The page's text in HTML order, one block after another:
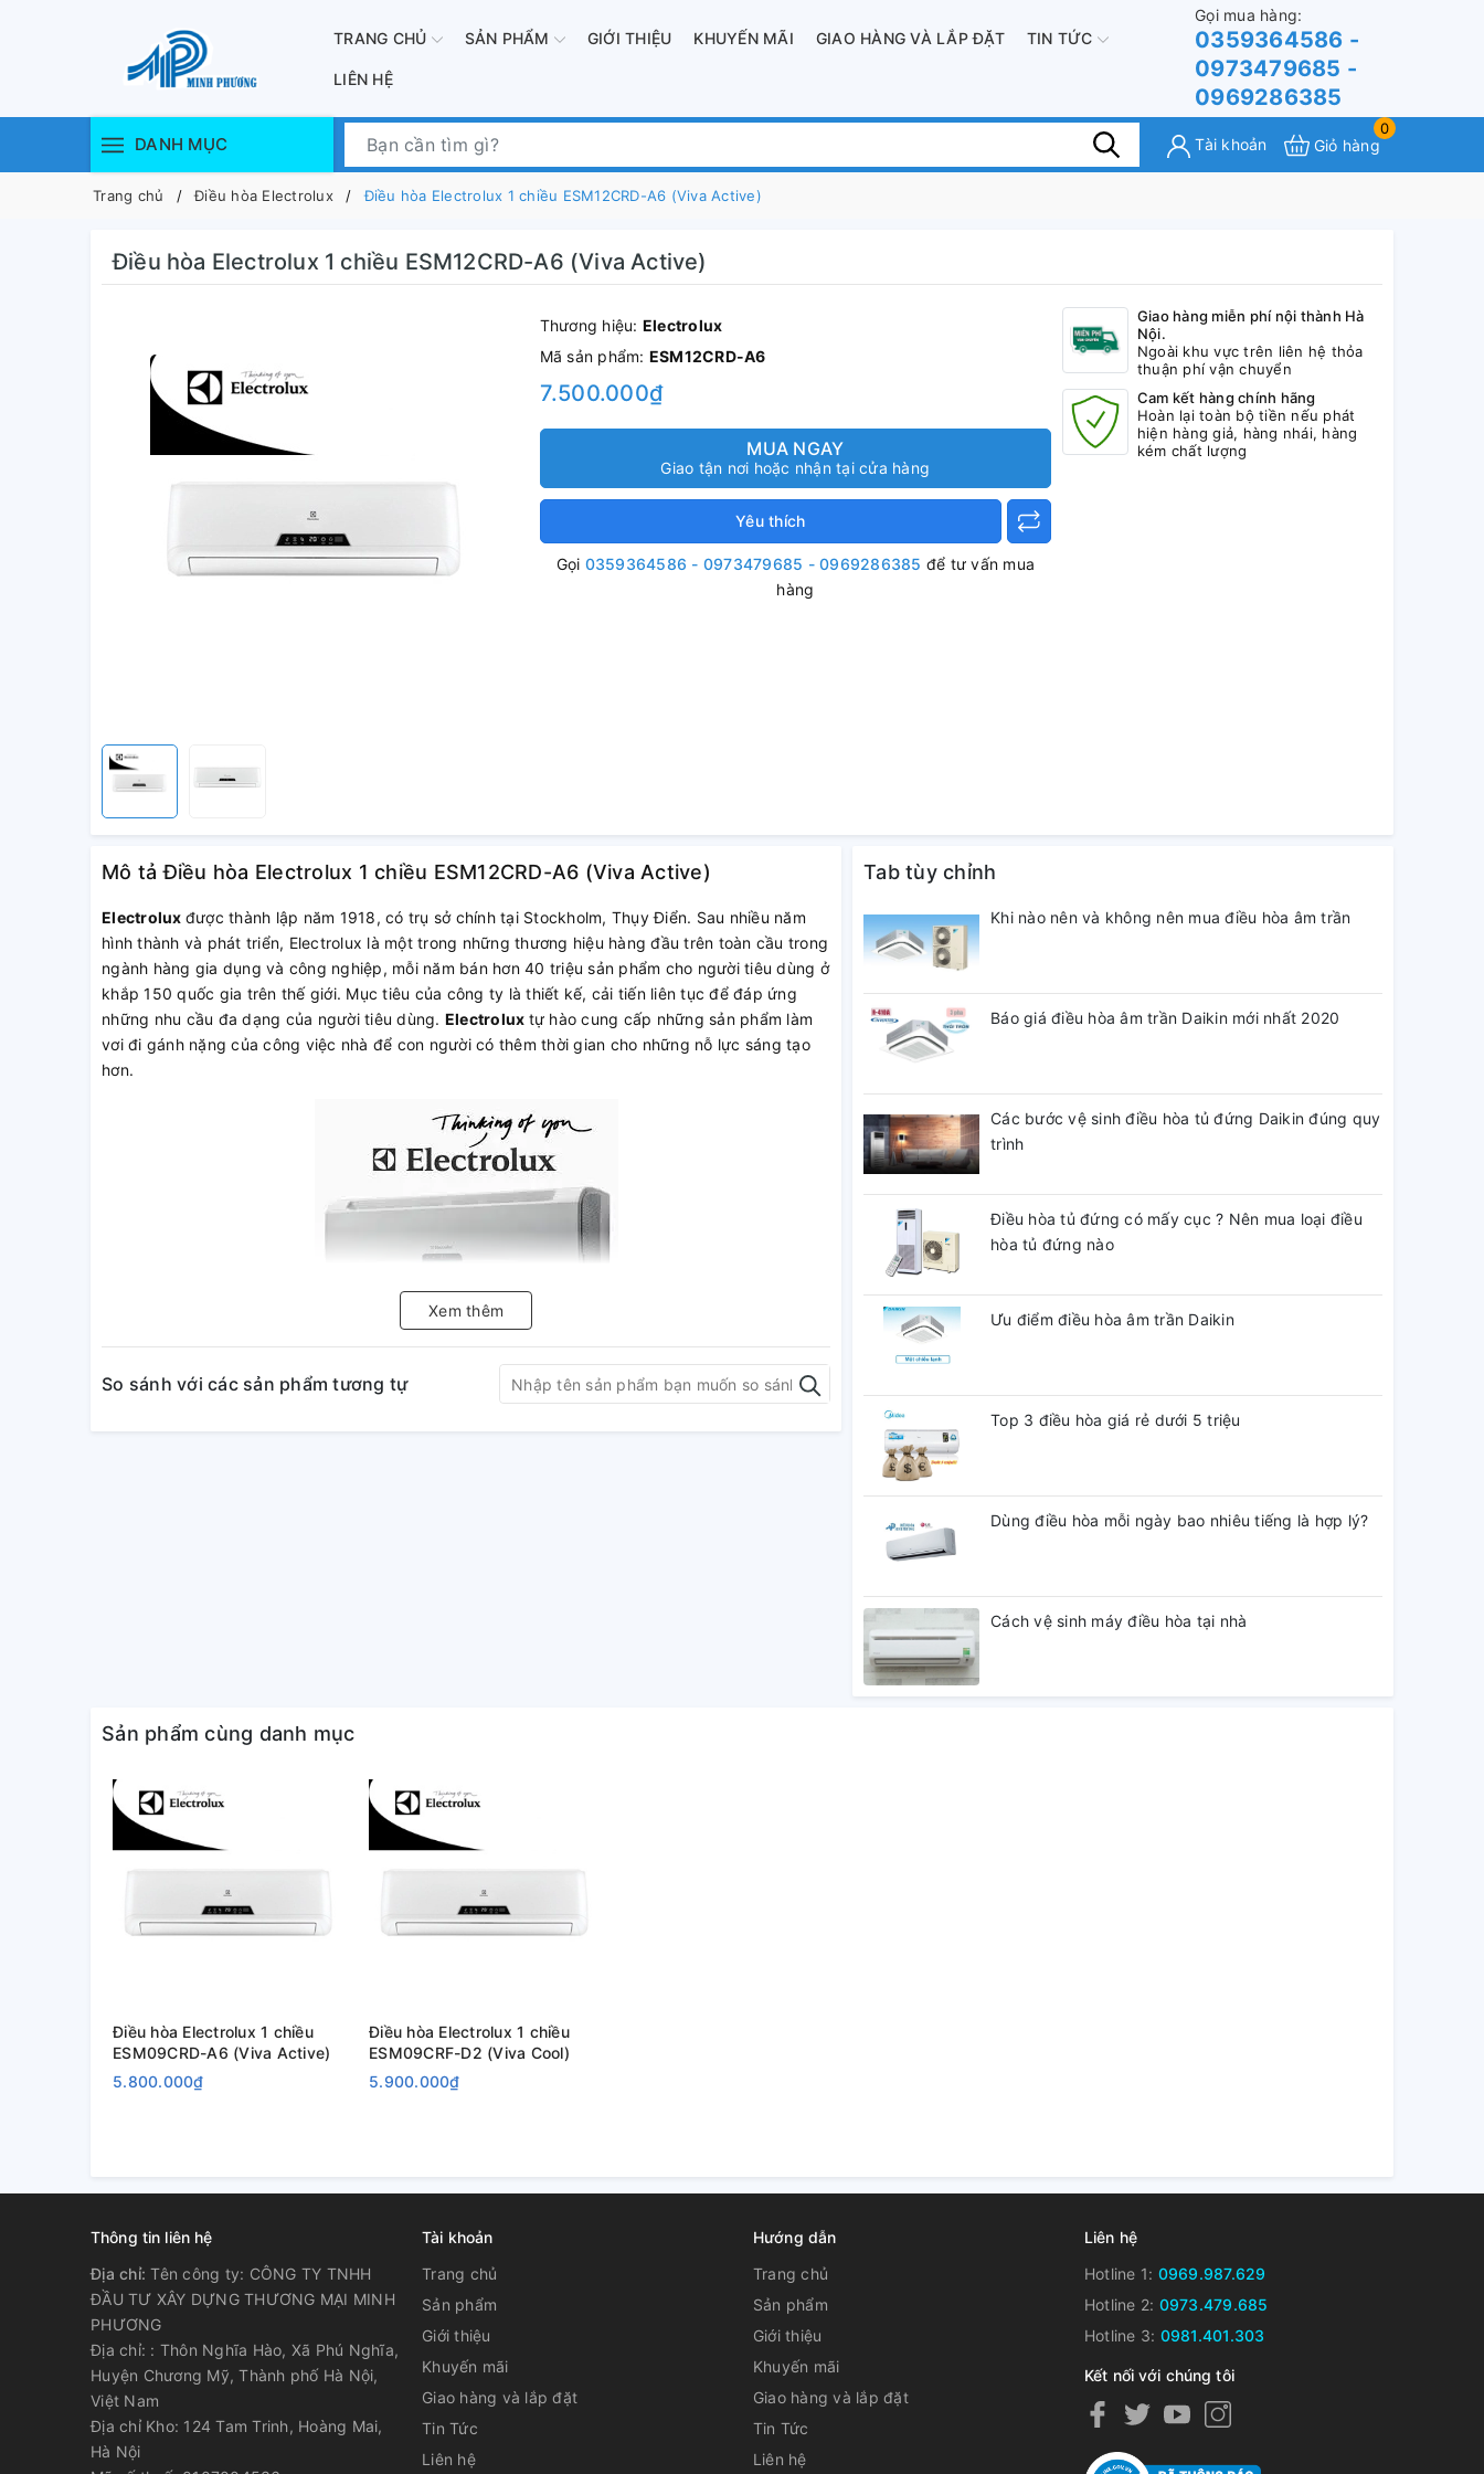
TRANG CHỦ SẢN PHẨM GIỚI THIỆU KHUYẾN MÃI GIAO HÀNG VÀ LẮP ĐẶT TIN TỨC
LIÊN HỆ
Gọi mua hàng:
0359364586 -
0973479685 -
0969286385
DANH MỤC Tài khoản
0
Giỏ hàng
Trang chủ Điều hòa Electrolux Điều hòa Electrolux 1 chiều ESM12CRD-A6 (Viva Active)
Điều hòa Electrolux 1 chiều ESM12CRD-A6 (Viva Active)
Thương hiệu: Electrolux
Mã sản phẩm: ESM12CRD-A6
7.500.000₫
MUA NGAY
Giao tận nơi hoặc nhận tại cửa hàng
Yêu thích
Gọi 0359364586 - 0973479685 - 0969286385 để tư vấn mua
hàng
Giao hàng miễn phí nội thành Hà
Nội.
Ngoài khu vực trên liên hệ thỏa
thuận phí vận chuyển
Cam kết hàng chính hãng
Hoàn lại toàn bộ tiền nếu phát
hiện hàng giả, hàng nhái, hàng
kém chất lượng
Mô tả Điều hòa Electrolux 1 chiều ESM12CRD-A6 (Viva Active)
Electrolux được thành lập năm 1918, có trụ sở chính tại Stockholm, Thụy Điển. Sau nhiều năm
hình thành và phát triển, Electrolux là một trong những thương hiệu hàng đầu trên toàn cầu trong
ngành hàng gia dụng và công nghiệp, mỗi năm bán hơn 40 triệu sản phẩm cho người tiêu dùng ở
khắp 150 quốc gia trên thế giới. Mục tiêu của công ty là thiết kế, cải tiến liên tục để đáp ứng
những nhu cầu đa dạng của người tiêu dùng. Electrolux tự hào cung cấp những sản phẩm làm
vơi đi gánh nặng của công việc nhà để con người có thêm thời gian cho những nỗ lực sáng tạo
hơn.
Điều hòa Electrolux
TÍNH NĂNG NỔI BẬT
Máy lạnh 2 cục, thiết kế thời trang
Xem thêm
So sánh với các sản phẩm tương tự
Tab tùy chỉnh
Khi nào nên và không nên mua điều hòa âm trần
Báo giá điều hòa âm trần Daikin mới nhất 2020
Các bước vệ sinh điều hòa tủ đứng Daikin đúng quy
trình
Điều hòa tủ đứng có mấy cục ? Nên mua loại điều
hòa tủ đứng nào
Ưu điểm điều hòa âm trần Daikin
Top 3 điều hòa giá rẻ dưới 5 triệu
Dùng điều hòa mỗi ngày bao nhiêu tiếng là hợp lý?
Cách vệ sinh máy điều hòa tại nhà
Sản phẩm cùng danh mục
Điều hòa Electrolux 1 chiều
ESM09CRD-A6 (Viva Active)
5.800.000₫
Điều hòa Electrolux 1 chiều
ESM09CRF-D2 (Viva Cool)
5.900.000₫
Thông tin liên hệ
Địa chỉ:Tên công ty: CÔNG TY TNHH
ĐẦU TƯ XÂY DỰNG THƯƠNG MẠI MINH
PHƯƠNG
Địa chỉ: : Thôn Nghĩa Hào, Xã Phú Nghĩa,
Huyện Chương Mỹ, Thành phố Hà Nội,
Việt Nam
Địa chỉ Kho: 124 Tam Trinh, Hoàng Mai,
Hà Nội
Tài khoản
Trang chủ
Sản phẩm
Giới thiệu
Khuyến mãi
Giao hàng và lắp đặt
Tin Tức
Liên hệ
Hướng dẫn
Trang chủ
Sản phẩm
Giới thiệu
Khuyến mãi
Giao hàng và lắp đặt
Tin Tức
Liên hệ
Liên hệ
Hotline 1: 0969.987.629
Hotline 2: 0973.479.685
Hotline 3: 0981.401.303
Kết nối với chúng tôi